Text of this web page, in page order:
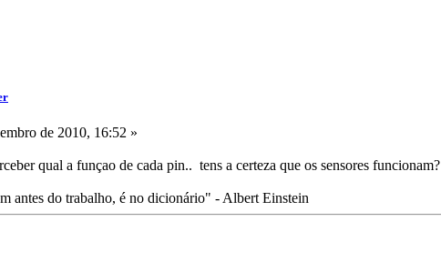
de 2010, 16:52 »
qual a funçao de cada pin.. tens a certeza que os sensores funcionam?
antes do trabalho, é no dicionário" - Albert Einstein